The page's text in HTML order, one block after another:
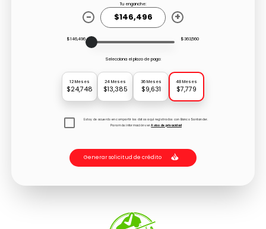
Tu enganche:
- +
$146,496 $363,560
Selecciona el plazo de pago:
12 Meses
$24,748
24 Meses
$13,385
36 Meses
$9,631
48 Meses
$7,779
Estoy de acuerdo en compartir los datos aquí registrados con Banco Santander.
Para más información verAviso de privacidad
Generar solicitud de crédito